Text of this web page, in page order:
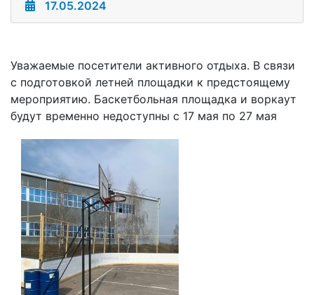
17.05.2024
Уважаемые посетители активного отдыха. В связи
с подготовкой летней площадки к предстоящему
мероприятию. Баскетбольная площадка и воркаут
будут временно недоступны с 17 мая по 27 мая